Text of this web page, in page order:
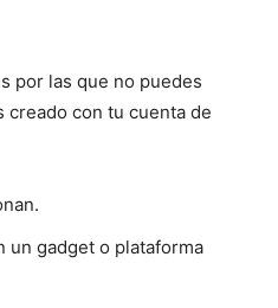
por las que no puedes
creado con tu cuenta de
un gadget o plataforma